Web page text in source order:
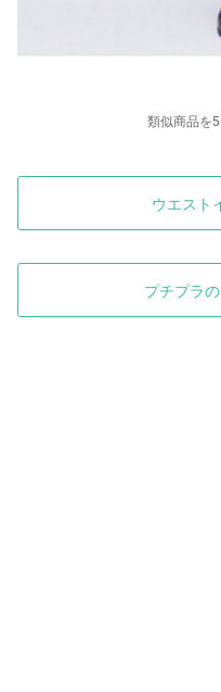
類似商品を
ウエスト
プチプラ